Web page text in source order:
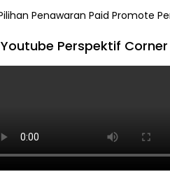
Youtube Perspektif Corner